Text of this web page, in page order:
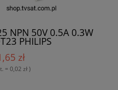
NPN 50V 0.5A 0.3W
PHILIPS
zł
= 0,02 zł )